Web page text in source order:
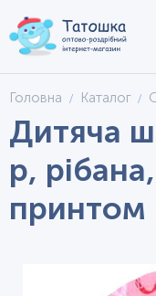
Головна Каталог
Дитяча
р,
принтом